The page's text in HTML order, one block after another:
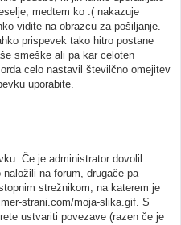
medtem ko :( nakazuje
vidite na obrazcu za pošiljanje.
prispevek tako hitro postane
smeške ali pa kar celoten
celo nastavil številčno omejitev
uporabite.
Če je administrator dovolil
na forum, drugače pa
strežnikom, na katerem je
strani.com/moja-slika.gif. S
ustvariti povezave (razen če je